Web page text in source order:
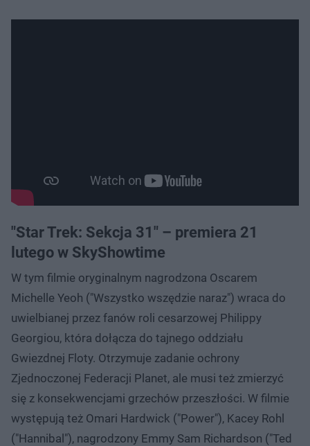
"Star Trek: Sekcja 31" – premiera 21
lutego w SkyShowtime
W tym filmie oryginalnym nagrodzona Oscarem
Michelle Yeoh ("Wszystko wszędzie naraz") wraca do
uwielbianej przez fanów roli cesarzowej Philippy
Georgiou, która dołącza do tajnego oddziału
Gwiezdnej Floty. Otrzymuje zadanie ochrony
Zjednoczonej Federacji Planet, ale musi też zmierzyć
się z konsekwencjami grzechów przeszłości. W filmie
występują też Omari Hardwick ("Power"), Kacey Rohl
("Hannibal"), nagrodzony Emmy Sam Richardson ("Ted